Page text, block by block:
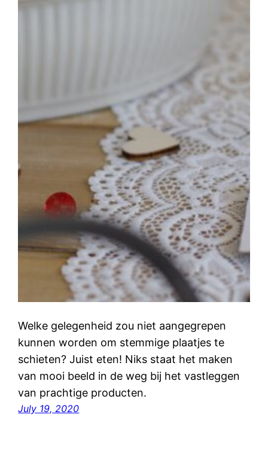
Welke gelegenheid zou niet aangegrepen
kunnen worden om stemmige plaatjes te
schieten? Juist eten! Niks staat het maken
van mooi beeld in de weg bij het vastleggen
van prachtige producten.
July 19, 2020